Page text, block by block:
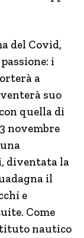
del Covid,
i
a
suo
quella di
novembre
diventata la
il
e
Come
nautico